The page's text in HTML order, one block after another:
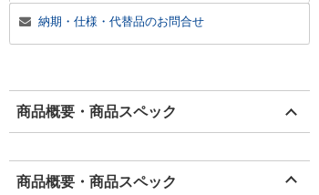
納期・仕様・代替品のお問合せ
商品概要・商品スペック
商品概要・商品スペック